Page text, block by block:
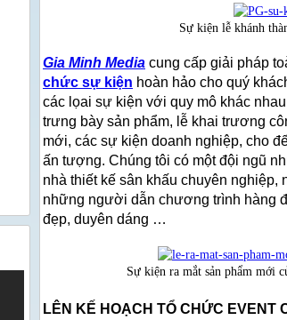
Sự kiện lễ khánh
Gia Minh Media cung cấp giải pháp
chức sự kiện hoàn hảo cho quý
các lọai sự kiện với quy mô khác
trưng bày sản phẩm, lễ khai trương
mới, các sự kiện doanh nghiệp, cho
ấn tượng. Chúng tôi có một đội ngũ
nhà thiết kế sân khấu chuyên nghiệp,
những người dẫn chương trình hàng
đẹp, duyên dáng …
Sự kiện ra mắt sản phẩm mới
LÊN KẾ HOẠCH TỔ CHỨC EVENT